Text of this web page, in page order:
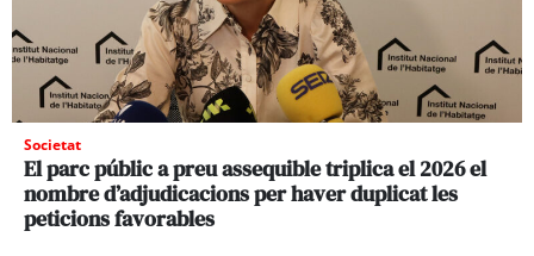
Societat
El parc públic a preu assequible triplica el 2026 el
nombre d’adjudicacions per haver duplicat les
peticions favorables